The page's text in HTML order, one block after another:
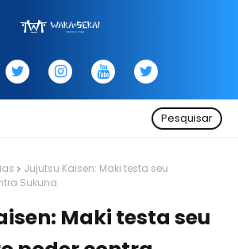
Pesquisar
Jujutsu Kaisen: Maki testa seu
Sukuna
Maki testa seu